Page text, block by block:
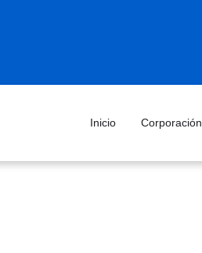
Inicio Corporación